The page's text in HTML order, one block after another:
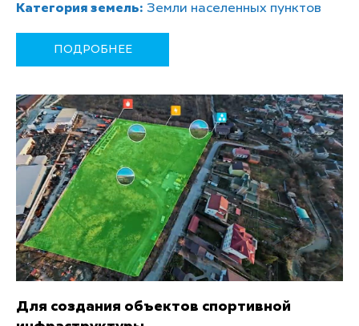
Категория земель: Земли населенных пунктов
ПОДРОБНЕЕ
Для создания объектов спортивной